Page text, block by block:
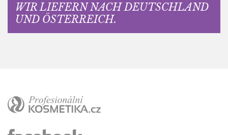
WIR LIEFERN NACH DEUTSCHLAND
UND ÖSTERREICH.